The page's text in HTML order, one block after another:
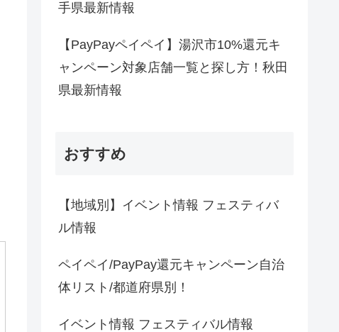
手県最新情報
【PayPayペイペイ】湯沢市10%還元キ
ャンペーン対象店舗一覧と探し方！秋田
県最新情報
おすすめ
【地域別】イベント情報 フェスティバ
ル情報
ペイペイ/PayPay還元キャンペーン自治
体リスト/都道府県別！
イベント情報 フェスティバル情報